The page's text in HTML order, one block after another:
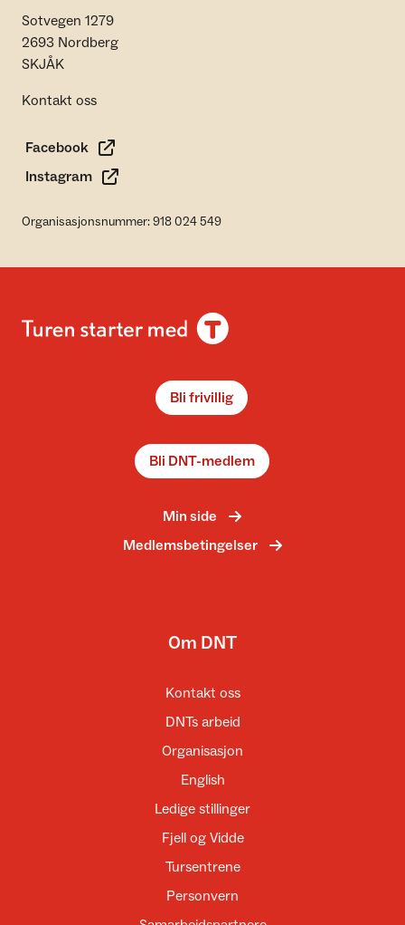
Sotvegen 1279
2693 Nordberg
SKJÅK
Kontakt oss
Facebook
Instagram
Organisasjonsnummer: 918 024 549
Bli frivillig
Bli DNT-medlem
Min side
Medlemsbetingelser
Om DNT
Kontakt oss
DNTs arbeid
Organisasjon
English
Ledige stillinger
Fjell og Vidde
Tursentrene
Personvern